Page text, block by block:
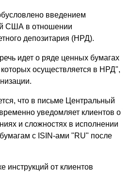
введением
США в отношении
депозитария (НРД).
идет о ряде ценных бумагах
осуществляется в НРД",
что в письме Центральный
уведомляет клиентов о
и сложностях в исполнении
с ISIN-ами "RU" после
инструкций от клиентов